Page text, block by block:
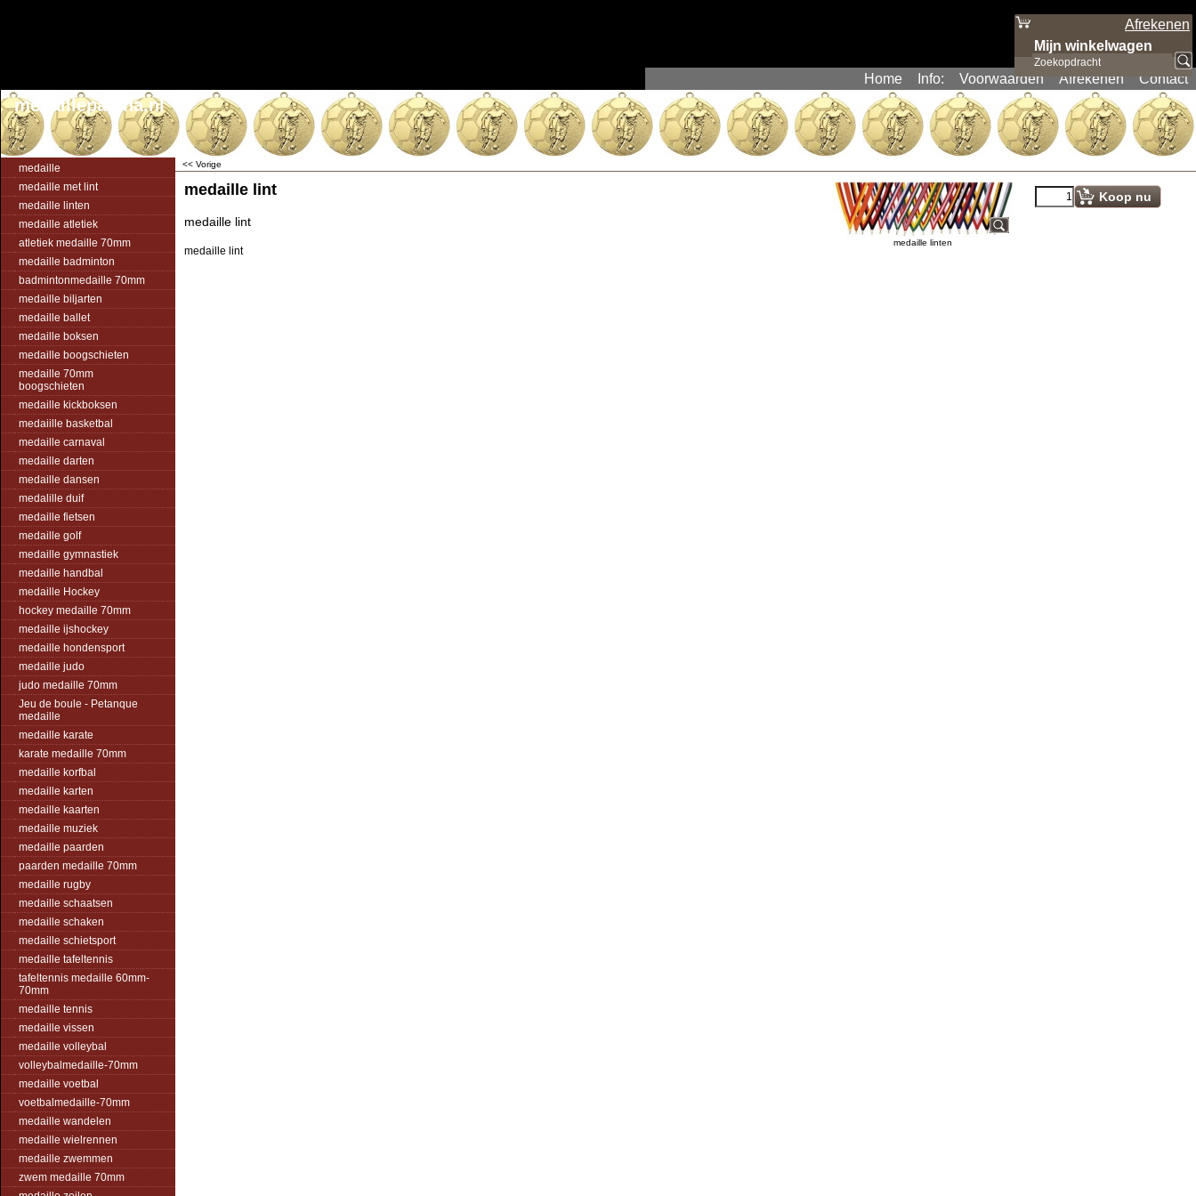
medaillepagina.nl
Afrekenen
Mijn winkelwagen
Artikelen:0
Home
Info: Voorwaarden Afrekenen Contact
medaille
medaille met lint
medaille linten
medaille atletiek
atletiek medaille 70mm
medaille badminton
badmintonmedaille 70mm
medaille biljarten
medaille ballet
medaille boksen
medaille boogschieten
medaille 70mm
boogschieten
medaille kickboksen
medaiille basketbal
medaille carnaval
medaille darten
medaille dansen
medalille duif
medaille fietsen
medaille golf
medaille gymnastiek
medaille handbal
medaille Hockey
hockey medaille 70mm
medaille ijshockey
medaille hondensport
medaille judo
judo medaille 70mm
Jeu de boule - Petanque
medaille
medaille karate
karate medaille 70mm
medaille korfbal
medaille karten
medaille kaarten
medaille muziek
medaille paarden
paarden medaille 70mm
medaille rugby
medaille schaatsen
medaille schaken
medaille schietsport
medaille tafeltennis
tafeltennis medaille 60mm-
70mm
medaille tennis
medaille vissen
medaille volleybal
volleybalmedaille-70mm
medaille voetbal
voetbalmedaille-70mm
medaille wandelen
medaille wielrennen
medaille zwemmen
zwem medaille 70mm
<< Vorige
Koop nu
medaille linten
medaille lint
medaille lint
medaille lint